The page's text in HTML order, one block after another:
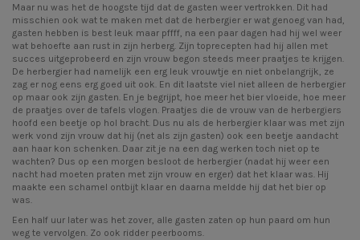
Maar nu was het de hoogste tijd dat de gasten weer vertrokken. Dit had
misschien ook wat te maken met dat de herbergier er wat genoeg van had,
gasten hebben is best leuk maar pffff, na een paar dagen had hij wel weer
wat behoefte aan rust in zijn herberg. Zijn toprecepten had hij allen met
succes uitgeprobeerd en zijn vrouw begon steeds meer praatjes te krijgen.
De herbergier had namelijk een erg leuk vrouwtje en niet onbelangrijk, ze
zag er nog eens erg goed uit ook. En dit laatste viel niet alleen de herbergier
op maar ook zijn gasten. En je begrijpt, hoe meer het bier vloeide, hoe meer
de praatjes over de tafels vlogen. Praatjes die de vrouw van de herbergiers
hoofd een beetje op hol bracht. Dus nu als de herbergier klaar was met zijn
werk vond zijn vrouw dat hij (net als zijn gasten) ook een beetje aandacht
aan haar kon schenken. Daar zit je na een dag werken toch niet op te
wachten? Dus op een morgen besloot de herbergier (nadat hij weer een
nacht had moeten praten met zijn vrouw en erger) dat het klaar was. Hij
maakte een schamel ontbijt klaar en daarna meldde hij dat het bier op
was.
Een half uur later was het zover, alle gasten zaten op hun paard om hun
weg te vervolgen. Zo ook ridder peerbooms.